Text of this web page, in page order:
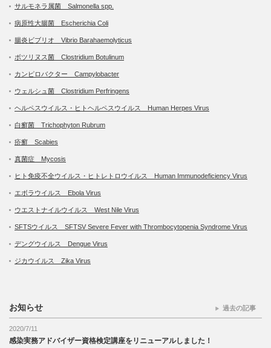
サルモネラ属菌 Salmonella spp.
病原性大腸菌 Escherichia Coli
腸炎ビブリオ Vibrio Barahaemolyticus
ボツリヌス菌 Clostridium Botulinum
カンピロバクター Campylobacter
ウェルシュ菌 Clostridium Perfringens
ヘルペスウイルス・ヒトヘルペスウイルス Human Herpes Virus
白癬菌 Trichophyton Rubrum
疥癬 Scabies
真菌症 Mycosis
ヒト免疫不全ウイルス・ヒトレトロウイルス Human Immunodeficiency Virus
エボラウイルス Ebola Virus
ウエストナイルウイルス West Nile Virus
SFTSウイルス SFTSV Severe Fever with Thrombocytopenia Syndrome Virus
デングウイルス Dengue Virus
ジカウイルス Zika Virus
お知らせ
2020/7/11
感染実務アドバイザー資格検定講座をリニューアルしました！
過去の記事